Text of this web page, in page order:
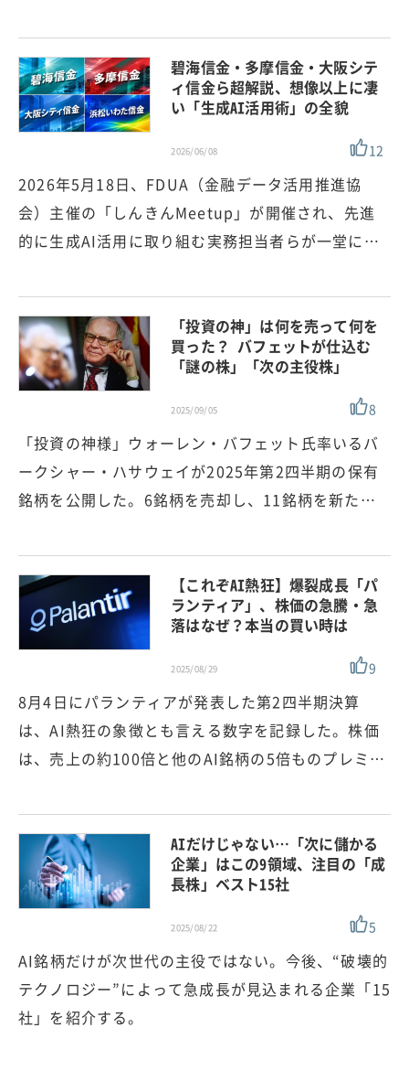
碧海信金・多摩信金・大阪シテ
ィ信金ら超解説、想像以上に凄
い「生成AI活用術」の全貌
2026/06/08 12
2026年5月18日、FDUA（金融データ活用推進協
会）主催の「しんきんMeetup」が開催され、先進
的に生成AI活用に取り組む実務担当者らが一堂に…
「投資の神」は何を売って何を
買った？ バフェットが仕込む
「謎の株」「次の主役株」
2025/09/05 8
「投資の神様」ウォーレン・バフェット氏率いるバ
ークシャー・ハサウェイが2025年第2四半期の保有
銘柄を公開した。6銘柄を売却し、11銘柄を新た…
【これぞAI熱狂】爆裂成長「パ
ランティア」、株価の急騰・急
落はなぜ？本当の買い時は
2025/08/29 9
8月4日にパランティアが発表した第2四半期決算
は、AI熱狂の象徴とも言える数字を記録した。株価
は、売上の約100倍と他のAI銘柄の5倍ものプレミ…
AIだけじゃない…「次に儲かる
企業」はこの9領域、注目の「成
長株」ベスト15社
2025/08/22 5
AI銘柄だけが次世代の主役ではない。今後、“破壊的
テクノロジー”によって急成長が見込まれる企業「15
社」を紹介する。